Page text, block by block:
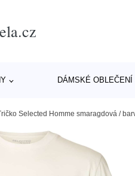
DÁMSKÉ OBLEČENÍ
Selected Homme smaragdová /